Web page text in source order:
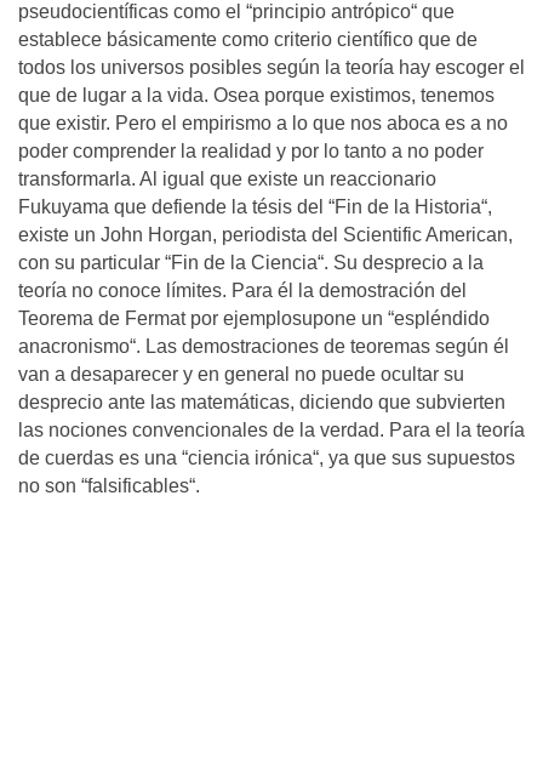
pseudocientíficas como el “principio antrópico“ que
establece básicamente como criterio científico que de
todos los universos posibles según la teoría hay escoger el
que de lugar a la vida. Osea porque existimos, tenemos
que existir. Pero el empirismo a lo que nos aboca es a no
poder comprender la realidad y por lo tanto a no poder
transformarla. Al igual que existe un reaccionario
Fukuyama que defiende la tésis del “Fin de la Historia“,
existe un John Horgan, periodista del Scientific American,
con su particular “Fin de la Ciencia“. Su desprecio a la
teoría no conoce límites. Para él la demostración del
Teorema de Fermat por ejemplosupone un “espléndido
anacronismo“. Las demostraciones de teoremas según él
van a desaparecer y en general no puede ocultar su
desprecio ante las matemáticas, diciendo que subvierten
las nociones convencionales de la verdad. Para el la teoría
de cuerdas es una “ciencia irónica“, ya que sus supuestos
no son “falsificables“.